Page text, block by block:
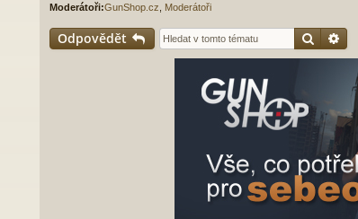
Moderátoři:GunShop.cz Moderátoři
Odpovědět Hledat